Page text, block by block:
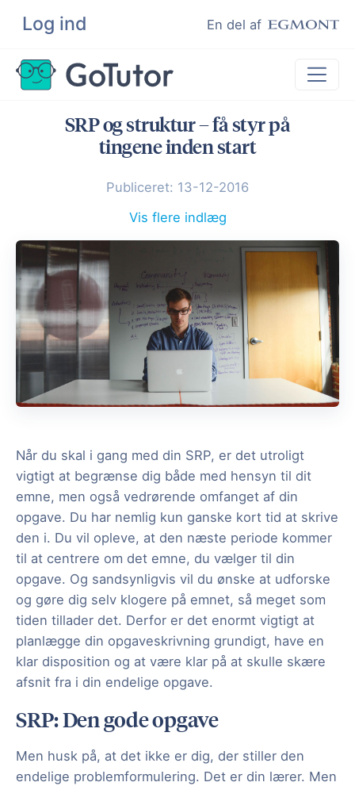
Log ind En del af
Søg
Lektiehjælp
Hjælp til ordblinde
Kundeudtalelser
Undervisere
SRP og struktur – få styr på
tingene inden start
Publiceret: 13-12-2016
Vis flere indlæg
Når du skal i gang med din SRP, er det utroligt
vigtigt at begrænse dig både med hensyn til dit
emne, men også vedrørende omfanget af din
opgave. Du har nemlig kun ganske kort tid at skrive
den i. Du vil opleve, at den næste periode kommer
til at centrere om det emne, du vælger til din
opgave. Og sandsynligvis vil du ønske at udforske
og gøre dig selv klogere på emnet, så meget som
tiden tillader det. Derfor er det enormt vigtigt at
planlægge din opgaveskrivning grundigt, have en
klar disposition og at være klar på at skulle skære
afsnit fra i din endelige opgave.
SRP: Den gode opgave
Men husk på, at det ikke er dig, der stiller den
endelige problemformulering. Det er din lærer. Men